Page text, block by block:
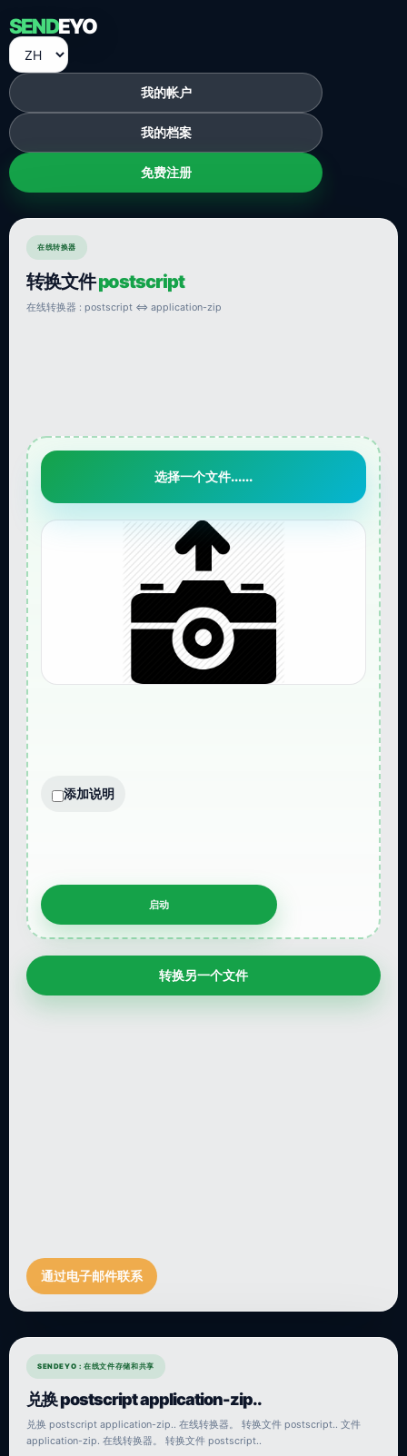
SENDEYO
我的帐户
我的档案
免费注册
在线转换器
转换文件postscript
在线转换器 : postscript ⇔ application-zip
选择一个文件......
添加说明
转换另一个文件
通过电子邮件联系
SENDEYO : 在线文件存储和共享
兑换 postscript application-zip..
兑换 postscript application-zip.. 在线转换器。 转换文件 postscript.. 文件
application-zip. 在线转换器。 转换文件 postscript..